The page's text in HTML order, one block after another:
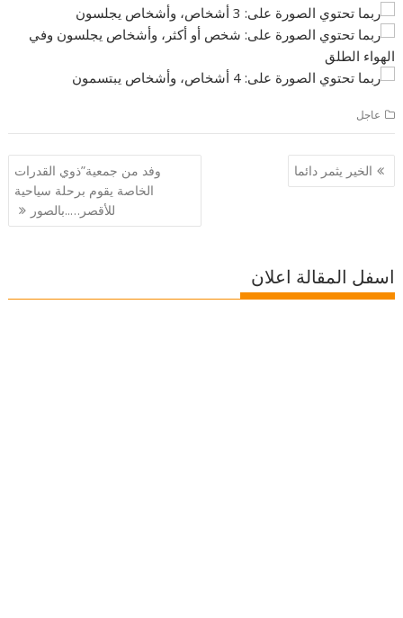
عاجل
تصفّح
المقالات
الخير يثمر دائما
وفد من جمعية”ذوي القدرات
الخاصة يقوم برحلة سياحية
للأقصر…..بالصور
اسفل المقالة اعلان